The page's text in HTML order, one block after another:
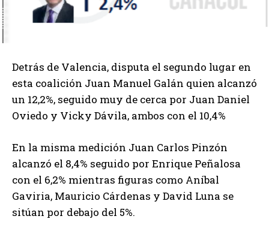
Detrás de Valencia, disputa el segundo lugar en
esta coalición Juan Manuel Galán quien alcanzó
un 12,2%, seguido muy de cerca por Juan Daniel
Oviedo y Vicky Dávila, ambos con el 10,4%
En la misma medición Juan Carlos Pinzón
alcanzó el 8,4% seguido por Enrique Peñalosa
con el 6,2% mientras figuras como Aníbal
Gaviria, Mauricio Cárdenas y David Luna se
sitúan por debajo del 5%.